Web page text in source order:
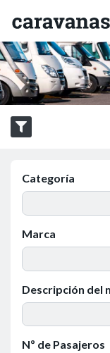
Categoría
Marca
Descripción del
Nº de Pasajeros